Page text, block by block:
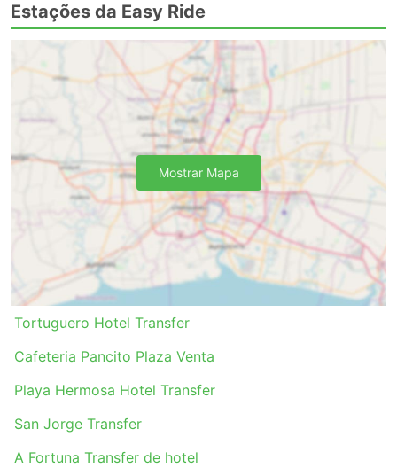
Estações da Easy Ride
Tortuguero Hotel Transfer
Cafeteria Pancito Plaza Venta
Playa Hermosa Hotel Transfer
San Jorge Transfer
A Fortuna Transfer de hotel
Mostrar Mapa